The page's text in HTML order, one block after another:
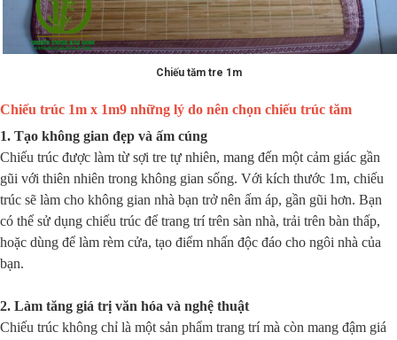
Chiếu tăm tre 1m
Chiếu trúc 1m x 1m9 những lý do nên chọn chiếu trúc tăm
1. Tạo không gian đẹp và ấm cúng
Chiếu trúc được làm từ sợi tre tự nhiên, mang đến một cảm giác gần
gũi với thiên nhiên trong không gian sống. Với kích thước 1m, chiếu
trúc sẽ làm cho không gian nhà bạn trở nên ấm áp, gần gũi hơn. Bạn
có thể sử dụng chiếu trúc để trang trí trên sàn nhà, trải trên bàn thấp,
hoặc dùng để làm rèm cửa, tạo điểm nhấn độc đáo cho ngôi nhà của
bạn.
2. Làm tăng giá trị văn hóa và nghệ thuật
Chiếu trúc không chỉ là một sản phẩm trang trí mà còn mang đậm giá